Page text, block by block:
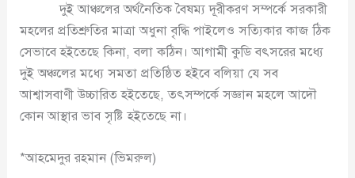
দুই আঞ্চলের অর্থনৈতিক বৈষম্য দূরীকরণ সম্পর্কে সরকারী
মহলের প্রতিশ্রুতির মাত্রা অধুনা বৃদ্ধি পাইলেও সত্যিকার কাজ ঠিক
সেভাবে হইতেছে কিনা, বলা কঠিন। আগামী কুডি বৎসরের মধ্যে
দুই অঞ্চলের মধ্যে সমতা প্রতিষ্ঠিত হইবে বলিয়া যে সব
আশ্বাসবাণী উচ্চারিত হইতেছে, তৎসম্পর্কে সজ্ঞান মহলে আদৌ
কোন আস্থার ভাব সৃষ্টি হইতেছে না।
*আহমেদুর রহমান (ভিমরুল)